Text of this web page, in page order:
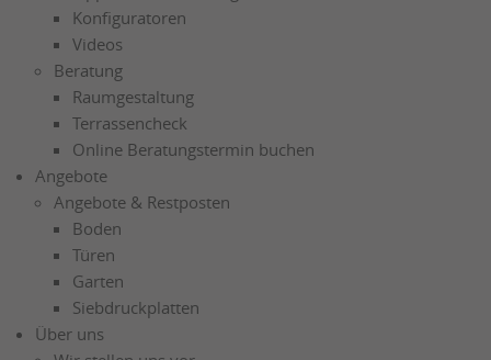
Konfiguratoren
Videos
Beratung
Raumgestaltung
Terrassencheck
Online Beratungstermin buchen
Angebote
Angebote & Restposten
Boden
Türen
Garten
Siebdruckplatten
Über uns